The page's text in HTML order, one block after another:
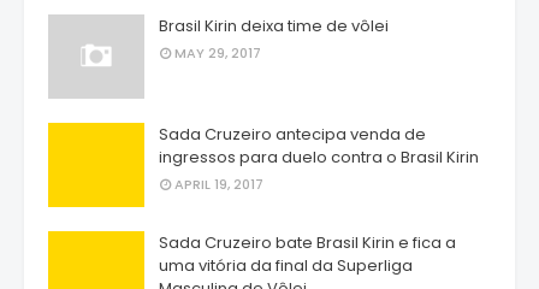
Brasil Kirin deixa time de vôlei
MAY 29, 2017
Sada Cruzeiro antecipa venda de
ingressos para duelo contra o Brasil Kirin
APRIL 19, 2017
Sada Cruzeiro bate Brasil Kirin e fica a
uma vitória da final da Superliga